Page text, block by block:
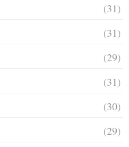
(31)
(31)
(29)
(31)
(30)
(29)